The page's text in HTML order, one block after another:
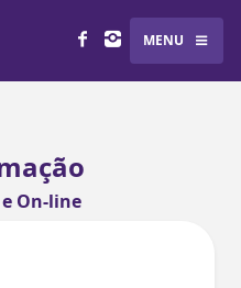
MENU
On-line